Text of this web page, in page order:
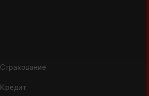
Страхование
Кредит